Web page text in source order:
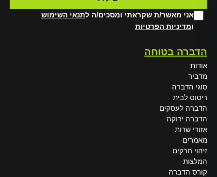
אני מאשר/ת שקראתי ומסכים/ה לתנאי השימוש
ומדיניות הפרטיות
הדברה בטוחה
אודות
מדביר
סוגי הדברה
ריסוס לבית
הדברה לעסקים
הדברה ירוקה
אזורי שרות
מאמרים
זיהוי חרקים
המלצות
קורס הדברה